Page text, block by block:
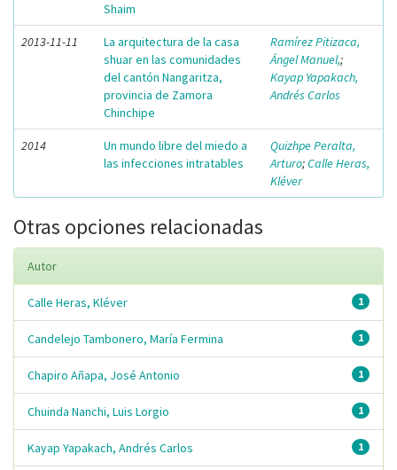
Shaim
2013-11-11
La arquitectura de la casa
shuar en las comunidades
del cantón Nangaritza,
provincia de Zamora
Chinchipe
Ramírez Pitizaca,
Ángel Manuel,;
Kayap Yapakach,
Andrés Carlos
2014
Un mundo libre del miedo a
las infecciones intratables
Quizhpe Peralta,
Arturo;Calle Heras,
Kléver
Otras opciones relacionadas
Autor
1
Calle Heras, Kléver
1
Candelejo Tambonero, María Fermina
1
Chapiro Añapa, José Antonio
1
Chuinda Nanchi, Luis Lorgio
1
Kayap Yapakach, Andrés Carlos